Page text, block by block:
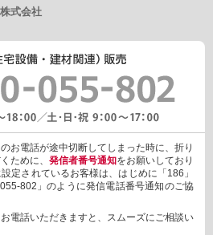
ご提案
ンスに関するご提案
、イベントに関する情報ご提供
ーに関する情報ご提供など
了解いただいている場合や法令で認め
人情報を第三者に提供または開示いた
レジットカード決済をご利用される場
が行なう不正利用検知・防止「3Dセキ
様が利用するカード発行会社及び、決済
トゲートウェイ（第三者）に、下記の情
います。
情報
式会社
お電話が途中切断してしまった時に、折り
ために、 発信者番号通知をお願いしており
定されているお客様は、はじめに「186」
802」のように発信電話番号通知のご協
電話いただきますと、スムーズにご相談い